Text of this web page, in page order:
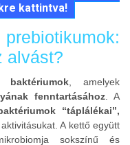
kattintva!
alvást?
, amelyek
fenntartásához . A
“táplálékai”,
A kettő együtt
sokszínű és